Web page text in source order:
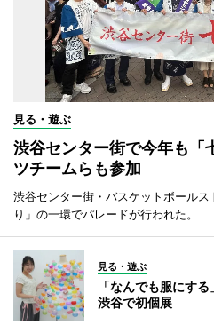
見る・遊ぶ
渋谷センター街で今年も
ツチームらも参加
渋谷センター街・バスケットボール
り」の一環でパレードが行われた。
見る・遊ぶ
「なんでも服にす
渋谷で初個展